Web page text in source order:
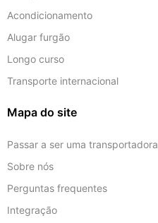
Acondicionamento
Alugar furgão
Longo curso
Transporte internacional
Mapa do site
Passar a ser uma transportadora
Sobre nós
Perguntas frequentes
Integração